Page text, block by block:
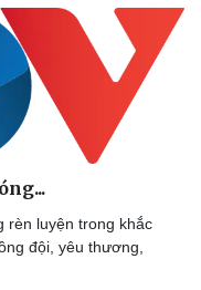
điệu
Công nghệ
nghiệm
đổi số
rèn luyện trong khắc
đội, yêu thương,